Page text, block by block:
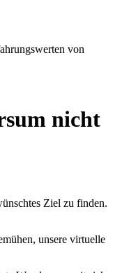
von
nicht
Ziel zu finden.
unsere virtuelle